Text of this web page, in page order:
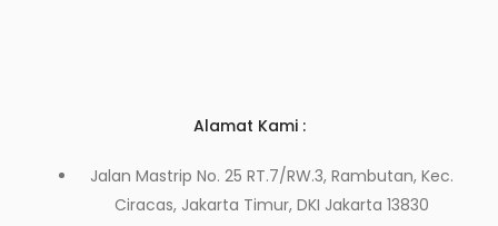
Alamat Kami :
Jalan Mastrip No. 25 RT.7/RW.3, Rambutan, Kec.
Ciracas, Jakarta Timur, DKI Jakarta 13830